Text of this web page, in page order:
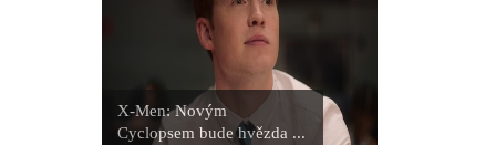
X-Men: Novým
Cyclopsem bude hvězda ...